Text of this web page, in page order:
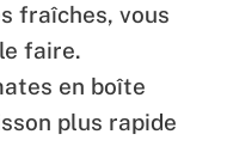
fraîches, vous
faire.
en boîte
plus rapide